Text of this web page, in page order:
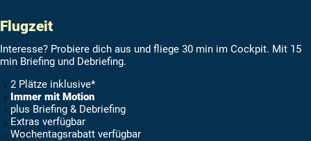
Flugzeit
Interesse? Probiere dich aus und fliege 30 min im Cockpit. Mit 15
min Briefing und Debriefing.
2 Plätze inklusive*
Immer mit Motion
plus Briefing & Debriefing
Extras verfügbar
Wochentagsrabatt verfügbar